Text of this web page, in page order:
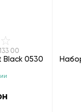
00
Black 0530